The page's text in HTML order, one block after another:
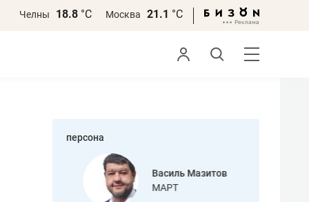
Челны 18.8 °С Москва 21.1 °С
персона
Василь Мазитов
МАРТ